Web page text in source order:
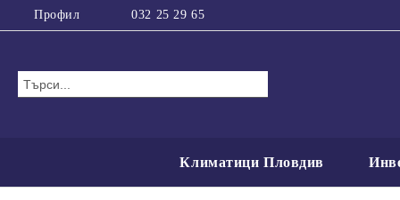
Профил 032 25 29 65
Климатици Пловдив